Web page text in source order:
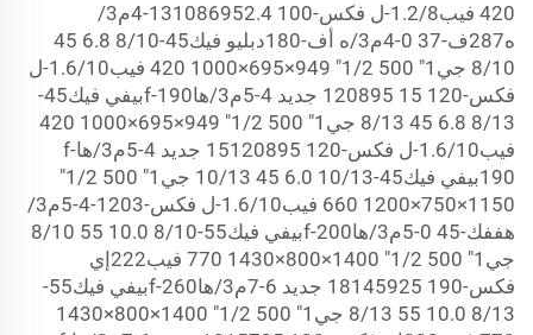
420 فيب1.2/8-ل فكس-100 131086952.4-4م3/
ه287ف-37 0-4م3/ه أف-180دبليو فيك45-8/10 6.8 45
8/10 جي1" 500 1/2" 949×695×1000 420 فيب1.6/10-ل
فكس-120 15 120895 جديد 4-5م3/هاf-190بيفي فيك45-
8/13 6.8 45 8/13 جي1" 500 1/2" 949×695×1000 420
فيب1.6/10-ل فكس-120 15120895 جديد 4-5م3/هاf-
190بيفي فيك45-10/13 6.0 45 10/13 جي1" 500 1/2"
1150×750×1200 660 فيب1.6/10-ل فكس-1203-4-5م3/
هففك-45 0-5م3/هاf-200بيفي فيك55-8/10 10.0 55 8/10
جي1" 500 1/2" 1400×800×1430 770 فيب222إي
فكس-190 18145925 جديد 6-7م3/هاf-260بيفي فيك55-
8/13 10.0 55 8/13 جي1" 500 1/2" 1400×800×1430